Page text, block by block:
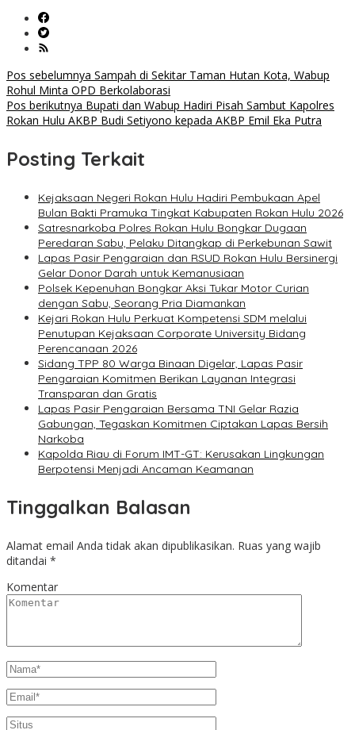
Navigasi
pos
Pos sebelumnya Sampah di Sekitar Taman Hutan Kota, Wabup
Rohul Minta OPD Berkolaborasi
Pos berikutnya Bupati dan Wabup Hadiri Pisah Sambut Kapolres
Rokan Hulu AKBP Budi Setiyono kepada AKBP Emil Eka Putra
Posting Terkait
Kejaksaan Negeri Rokan Hulu Hadiri Pembukaan Apel
Bulan Bakti Pramuka Tingkat Kabupaten Rokan Hulu 2026
Satresnarkoba Polres Rokan Hulu Bongkar Dugaan
Peredaran Sabu, Pelaku Ditangkap di Perkebunan Sawit
Lapas Pasir Pengaraian dan RSUD Rokan Hulu Bersinergi
Gelar Donor Darah untuk Kemanusiaan
Polsek Kepenuhan Bongkar Aksi Tukar Motor Curian
dengan Sabu, Seorang Pria Diamankan
Kejari Rokan Hulu Perkuat Kompetensi SDM melalui
Penutupan Kejaksaan Corporate University Bidang
Perencanaan 2026
Sidang TPP 80 Warga Binaan Digelar, Lapas Pasir
Pengaraian Komitmen Berikan Layanan Integrasi
Transparan dan Gratis
Lapas Pasir Pengaraian Bersama TNI Gelar Razia
Gabungan, Tegaskan Komitmen Ciptakan Lapas Bersih
Narkoba
Kapolda Riau di Forum IMT-GT: Kerusakan Lingkungan
Berpotensi Menjadi Ancaman Keamanan
Tinggalkan Balasan
Alamat email Anda tidak akan dipublikasikan. Ruas yang wajib
ditandai *
Komentar